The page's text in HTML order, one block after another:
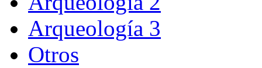
Arqueología 3
Otros